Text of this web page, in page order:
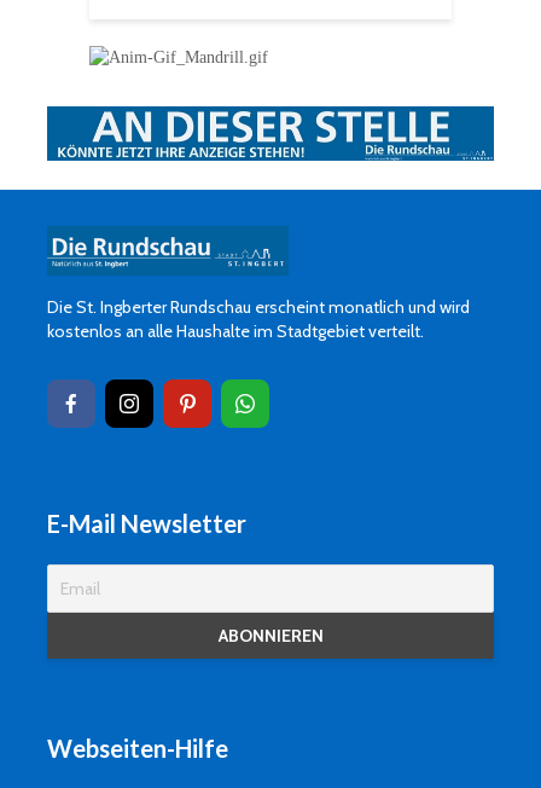
Die St. Ingberter Rundschau erscheint monatlich und wird
kostenlos an alle Haushalte im Stadtgebiet verteilt.
E-Mail Newsletter
Webseiten-Hilfe